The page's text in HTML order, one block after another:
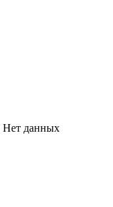
Нет данных